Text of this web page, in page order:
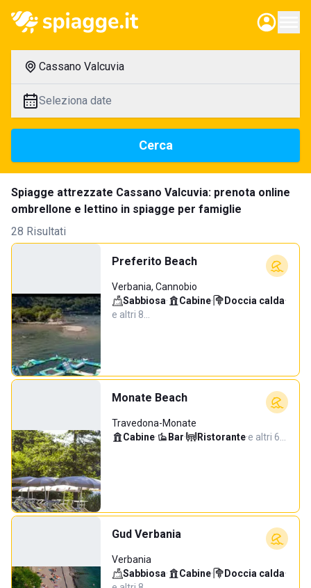
Cassano Valcuvia
Seleziona date
Cerca
Spiagge attrezzate Cassano Valcuvia: prenota online
ombrellone e lettino in spiagge per famiglie
28 Risultati
Preferito Beach
Verbania, Cannobio
Sabbiosa· Cabine· Doccia calda·
e altri 8…
Monate Beach
Travedona-Monate
Cabine· Bar· Ristorante·e altri 6…
Gud Verbania
Verbania
Sabbiosa· Cabine· Doccia calda·